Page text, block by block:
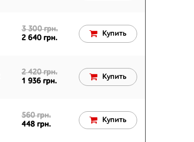
3 300 грн.
2 640 грн.
Купить
2 420 грн.
1 936 грн.
Купить
560 грн.
448 грн.
Купить